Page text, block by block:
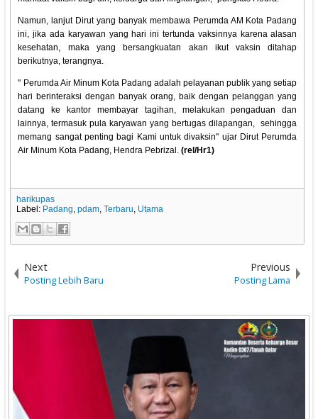
Namun, lanjut Dirut yang banyak membawa Perumda AM Kota Padang
ini, jika ada karyawan yang hari ini tertunda vaksinnya karena alasan
kesehatan, maka yang bersangkuatan akan ikut vaksin ditahap
berikutnya, terangnya.
" Perumda Air Minum Kota Padang adalah pelayanan publik yang setiap
hari berinteraksi dengan banyak orang, baik dengan pelanggan yang
datang ke kantor membayar tagihan, melakukan pengaduan dan
lainnya, termasuk pula karyawan yang bertugas dilapangan, sehingga
memang sangat penting bagi Kami untuk divaksin" ujar Dirut Perumda
Air Minum Kota Padang, Hendra Pebrizal.(rel/Hr1)
harikupas
Label: Padang,pdam,Terbaru, Utama
Next
Posting Lebih Baru
Previous
Posting Lama